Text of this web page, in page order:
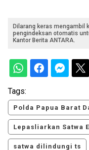
Dilarang keras mengambil
pengindeksan otomatis
Kantor Berita ANTARA.
Tags:
Polda Papua Barat
Lepasliarkan Satwa
satwa dilindungi ts